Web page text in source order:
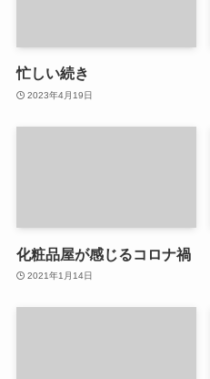
忙しい続き
2023年4月19日
化粧品屋が感じるコロナ禍
2021年1月14日